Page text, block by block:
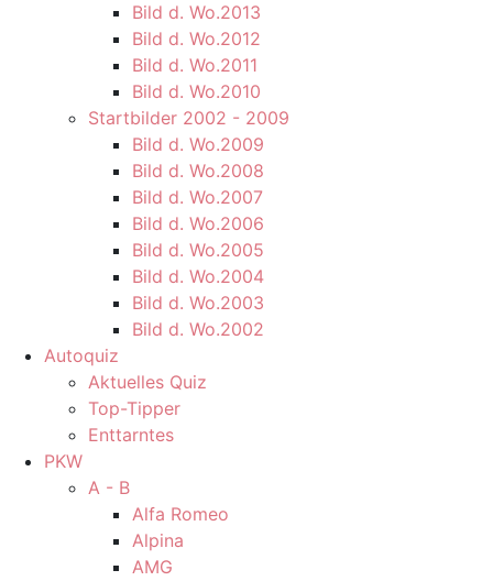
Bild d. Wo.2013
Bild d. Wo.2012
Bild d. Wo.2011
Bild d. Wo.2010
Startbilder 2002 - 2009
Bild d. Wo.2009
Bild d. Wo.2008
Bild d. Wo.2007
Bild d. Wo.2006
Bild d. Wo.2005
Bild d. Wo.2004
Bild d. Wo.2003
Bild d. Wo.2002
Autoquiz
Aktuelles Quiz
Top-Tipper
Enttarntes
PKW
A - B
Alfa Romeo
Alpina
AMG